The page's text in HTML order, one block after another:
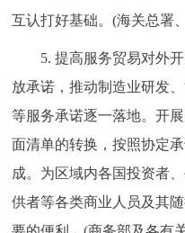
互认打好基础。(海关总署
5. 提高服务贸易对外开
放承诺，推动制造业研发
等服务承诺逐一落地。开
面清单的转换，按照协定
成。为区域内各国投资者
供者等各类商业人员及其